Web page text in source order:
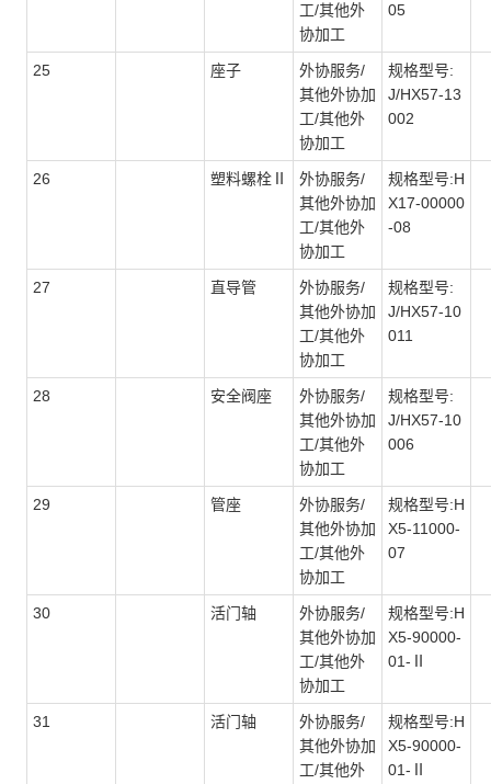
工/其他外
协加工
05
25 座子
外协服务/
其他外协加
工/其他外
协加工
规格型号:
J/HX57-13
002
26 塑料螺栓Ⅱ
外协服务/
其他外协加
工/其他外
协加工
规格型号:H
X17-00000
-08
27 直导管
外协服务/
其他外协加
工/其他外
协加工
规格型号:
J/HX57-10
011
28 安全阀座
外协服务/
其他外协加
工/其他外
协加工
规格型号:
J/HX57-10
006
29 管座
外协服务/
其他外协加
工/其他外
协加工
规格型号:H
X5-11000-
07
30 活门轴
外协服务/
其他外协加
工/其他外
协加工
规格型号:H
X5-90000-
01-Ⅱ
31 活门轴
外协服务/
其他外协加
工/其他外
规格型号:H
X5-90000-
01-Ⅱ